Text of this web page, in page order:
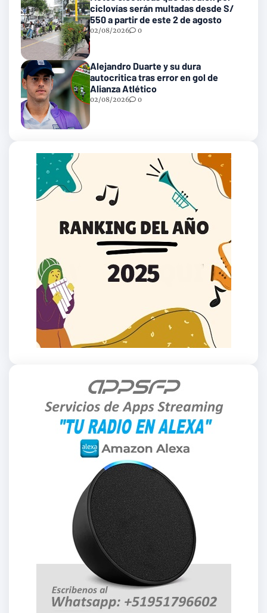
ciclovías serán multadas desde S/
550 a partir de este 2 de agosto
02/08/2026 0
Alejandro Duarte y su dura
autocritica tras error en gol de
Alianza Atlético
02/08/2026 0